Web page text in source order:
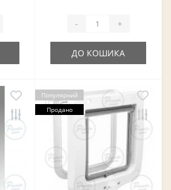
- +
ДО КОШИКА
Популярний
Продано